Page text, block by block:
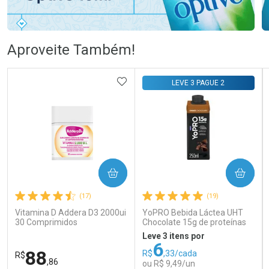
Comprar sem Desconto
Comprar sem Desconto
Comprar sem Desconto
Por R$ 76,99/cada
Comprar sem Desconto
Por R$ 76,99/cada
Aproveite Também!
(17)
Vitamina D Addera D3 2000ui
30 Comprimidos
R$88,86
ADICIONAR AOS FAVORITOS
COMPRAR
(19)
YoPRO Bebida Láctea UHT
Chocolate 15g de proteínas
250ml
LEVE 3 PAGUE 2
Leve 3 itens por
R$6,33/cada
ou R$ 9,49/un
COMPRAR